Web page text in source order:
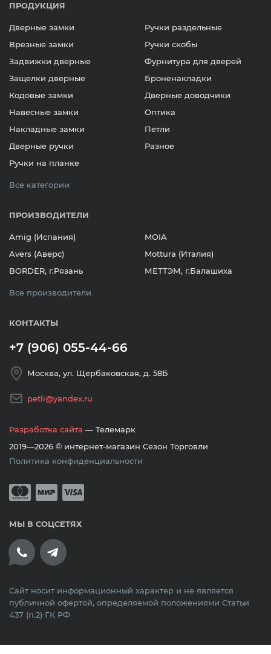
ПРОДУКЦИЯ
Дверные замки
Врезные замки
Задвижки дверные
Защелки дверные
Кодовые замки
Навесные замки
Накладные замки
Дверные ручки
Ручки на планке
Ручки раздельные
Ручки скобы
Фурнитура для дверей
Броненакладки
Дверные доводчики
Оптика
Петли
Разное
Все категории
ПРОИЗВОДИТЕЛИ
Amig (Испания)
Avers (Аверс)
BORDER, г.Рязань
MOIA
Mottura (Италия)
МЕТТЭМ, г.Балашиха
Все производители
КОНТАКТЫ
+7 (906) 055-44-66
Москва, ул. Щербаковская, д. 58Б
petli@yandex.ru
Разработка сайта — Телемарк
2019—2026 © интернет-магазин Сезон Торговли
Политика конфиденциальности
Принимается оплата банковскими
МЫ В СОЦСЕТЯХ
Сайт носит информационный характер и не является
публичной офертой, определяемой положениями Статьи
437 (п.2) ГК РФ